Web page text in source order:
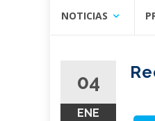
NOTICIAS
04
ENE